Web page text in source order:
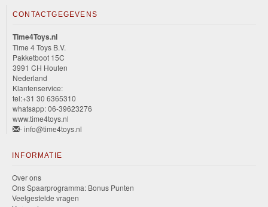
CONTACTGEGEVENS
Time4Toys.nl
Time 4 Toys B.V.
Pakketboot 15C
3991 CH Houten
Nederland
Klantenservice:
tel:+31 30 6365310
whatsapp: 06-39623276
www.time4toys.nl
- info@time4toys.nl
INFORMATIE
Over ons
Ons Spaarprogramma: Bonus Punten
Veelgestelde vragen